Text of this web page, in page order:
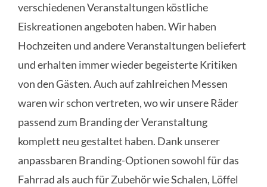
verschiedenen Veranstaltungen köstliche
Eiskreationen angeboten haben. Wir haben
Hochzeiten und andere Veranstaltungen beliefert
und erhalten immer wieder begeisterte Kritiken
von den Gästen. Auch auf zahlreichen Messen
waren wir schon vertreten, wo wir unsere Räder
passend zum Branding der Veranstaltung
komplett neu gestaltet haben. Dank unserer
anpassbaren Branding-Optionen sowohl für das
Fahrrad als auch für Zubehör wie Schalen, Löffel